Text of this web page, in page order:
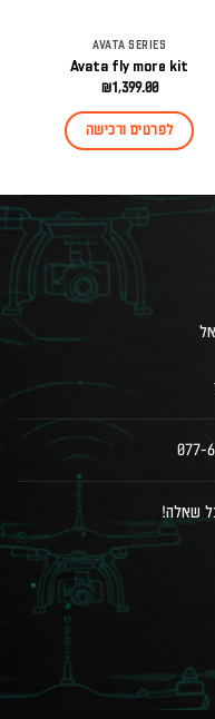
AVATA SERIES
Avata fly more kit
₪1,399.00
לפרטים ורכישה
שאלה!